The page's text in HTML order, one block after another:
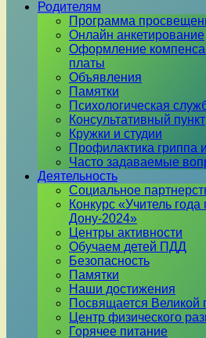
Родителям
Программа
Онлайн анкетирование
Оформление
платы
Объявления
Памятки
Психологическая
Консультативный пункт
Кружки и студии
Профилактика гриппа
Часто задаваемые
Деятельность
Социальное
Конкурс «Учитель
Дону-2024»
Центры активности
Обучаем детей ПДД
Безопасность
Памятки
Наши достижения
Посвящается Великой
Центр физического
Горячее питание